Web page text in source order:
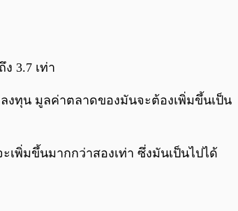
3.7 เท่า
งทุน มูลค่าตลาดของมันจะต้องเพิ่มขึ้นเป็น
พิ่มขึ้นมากกว่าสองเท่า ซึ่งมันเป็นไปได้